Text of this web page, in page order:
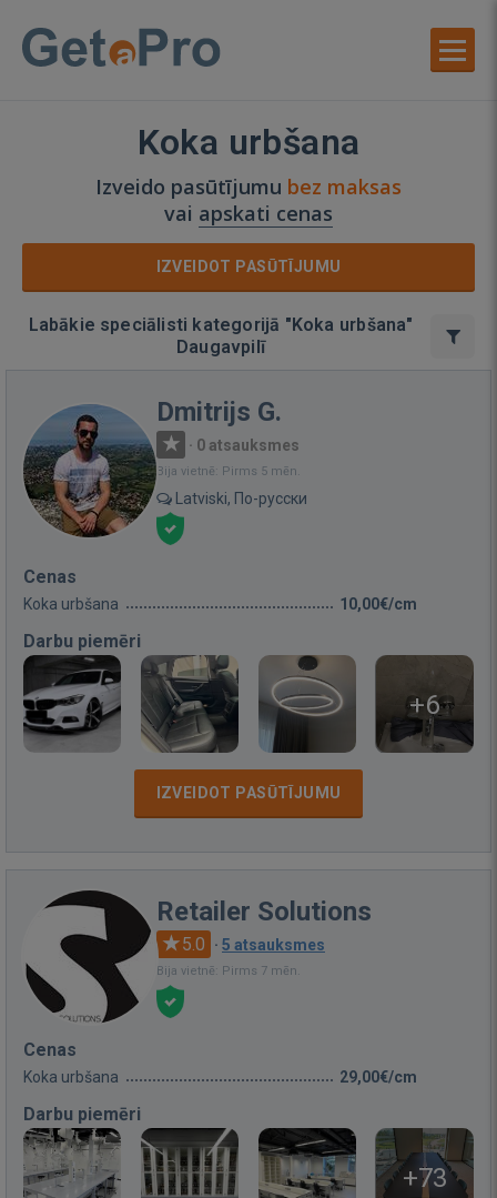
Koka urbšana
Izveido pasūtījumu bez maksas
vai apskati cenas
IZVEIDOT PASŪTĪJUMU
Labākie speciālisti kategorijā "Koka urbšana"
Daugavpilī
Dmitrijs G.
· 0 atsauksmes
Bija vietnē: Pirms 5 mēn.
Latviski, По-русски
Cenas
Koka urbšana 10,00€/cm
Darbu piemēri
+6
IZVEIDOT PASŪTĪJUMU
Retailer Solutions
5.0 · 5 atsauksmes
Bija vietnē: Pirms 7 mēn.
Cenas
Koka urbšana 29,00€/cm
Darbu piemēri
+73